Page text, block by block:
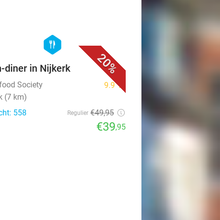
20%
hexagon
food
diner in Nijkerk
Society 9.9star
(7 km)
558
Regulier €49,95
€39,95